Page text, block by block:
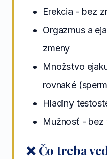
Erekcia - bez
Orgazmus a
zmeny
Množstvo
rovnaké
Hladiny
Mužnosť - bez
❌ Čo treba